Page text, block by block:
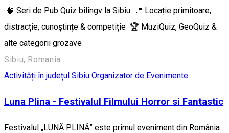
🧠 Seri de Pub Quiz bilingv la Sibiu 📍 Locație primitoare,
distracție, cunoștințe & competiție 🏆 MuziQuiz, GeoQuiz &
alte categorii grozave
Sibiu, Romania
Activități în județul Sibiu Organizator de Evenimente
Luna Plina - Festivalul Filmului Horror si Fantastic
Festivalul „LUNĂ PLINĂ” este primul eveniment din România